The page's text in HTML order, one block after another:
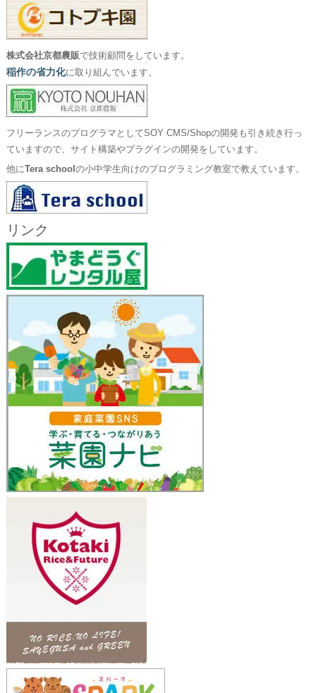
株式会社京都農販で技術顧問をしています。
稲作の省力化に取り組んでいます。
フリーランスのプログラマとしてSOY CMS/Shopの開発も引き続き行っ
ていますので、サイト構築やプラグインの開発をしています。
他にTera school の小中学生向けのプログラミング教室で教えています。
リンク